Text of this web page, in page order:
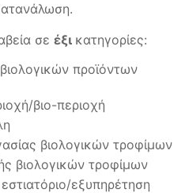
σεέξι κατηγορίες:
προϊόντων
βιο-περιοχή
βιολογικών τροφίμων
βιολογικών τροφίμων
εξυπηρέτηση